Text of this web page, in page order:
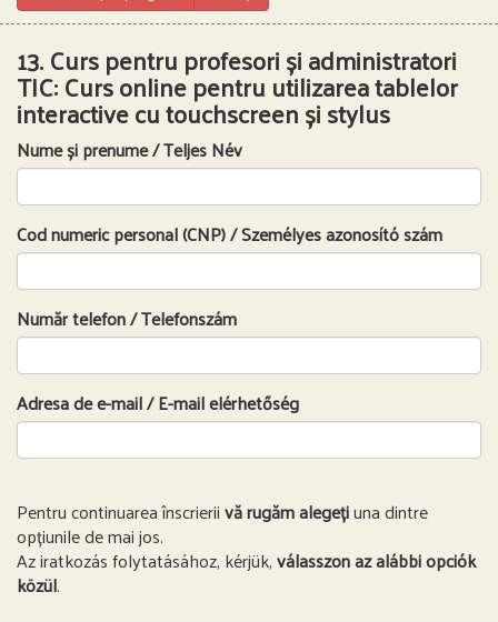
13. Curs pentru profesori și administratori
TIC: Curs online pentru utilizarea tablelor
interactive cu touchscreen și stylus
Nume și prenume / Teljes Név
Cod numeric personal (CNP) / Személyes azonosító szám
Număr telefon / Telefonszám
Adresa de e-mail / E-mail elérhetőség
Pentru continuarea înscrieriivă rugăm alegețiuna dintre
opțiunile de mai jos.
Az iratkozás folytatásához, kérjük,válasszon az alábbi opciók
közül.